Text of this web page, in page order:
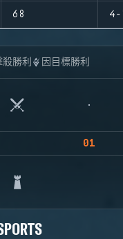
68
殺勝利 因目標勝利
01